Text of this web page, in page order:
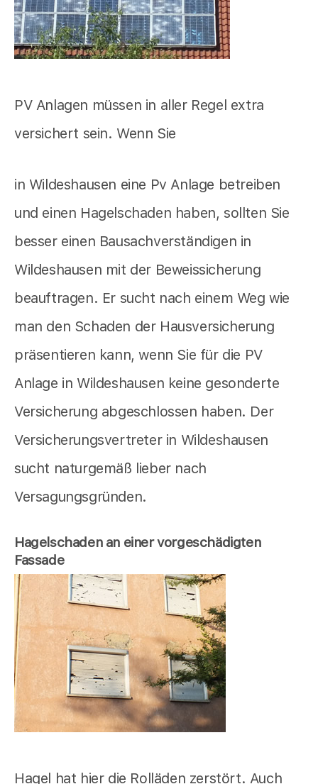
PV Anlagen müssen in aller Regel extra
versichert sein. Wenn Sie
in Wildeshausen eine Pv Anlage betreiben
und einen Hagelschaden haben, sollten Sie
besser einen Bausachverständigen in
Wildeshausen mit der Beweissicherung
beauftragen. Er sucht nach einem Weg wie
man den Schaden der Hausversicherung
präsentieren kann, wenn Sie für die PV
Anlage in Wildeshausen keine gesonderte
Versicherung abgeschlossen haben. Der
Versicherungsvertreter in Wildeshausen
sucht naturgemäß lieber nach
Versagungsgründen.
Hagelschaden an einer vorgeschädigten
Fassade
Hagel hat hier die Rolläden zerstört. Auch